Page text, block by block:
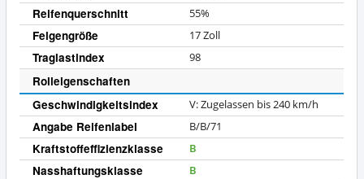
Reifenquerschnitt 55%
Felgengröße 17 Zoll
Traglastindex 98
Rolleigenschaften
Geschwindigkeitsindex
V: Zugelassen bis 240 km/h
Angabe Reifenlabel B/B/71
Kraftstoffeffizienzklasse B
Nasshaftungsklasse B